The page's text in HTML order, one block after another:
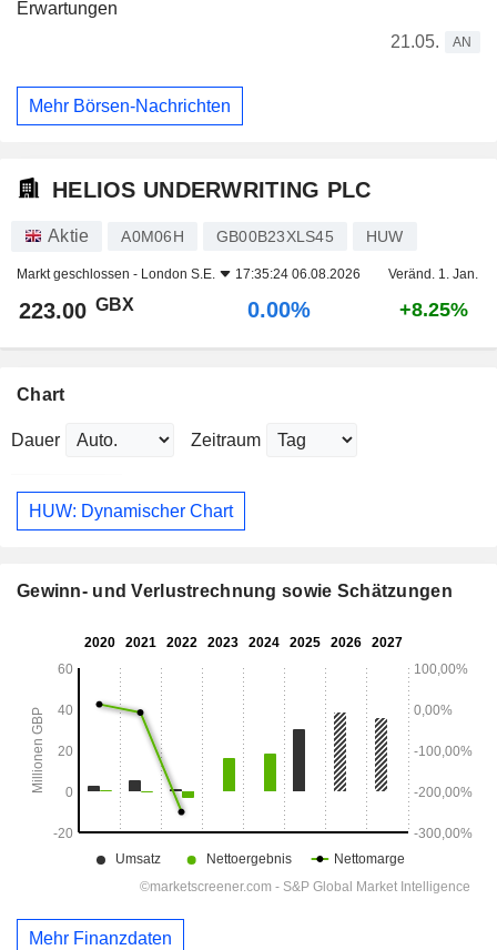
Erwartungen
21.05.
AN
Mehr Börsen-Nachrichten
HELIOS UNDERWRITING PLC
Aktie A0M06H GB00B23XLS45 HUW
Markt geschlossen - London S.E. 17:35:24 06.08.2026 Veränd. 1. Jan.
223.00 GBX 0.00% +8.25%
Chart
Dauer Zeitraum
HUW: Dynamischer Chart
Gewinn- und Verlustrechnung sowie Schätzungen
Mehr Finanzdaten